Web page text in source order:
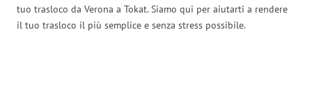
tuo trasloco da Verona a Tokat. Siamo qui per aiutarti a rendere
il tuo trasloco il più semplice e senza stress possibile.